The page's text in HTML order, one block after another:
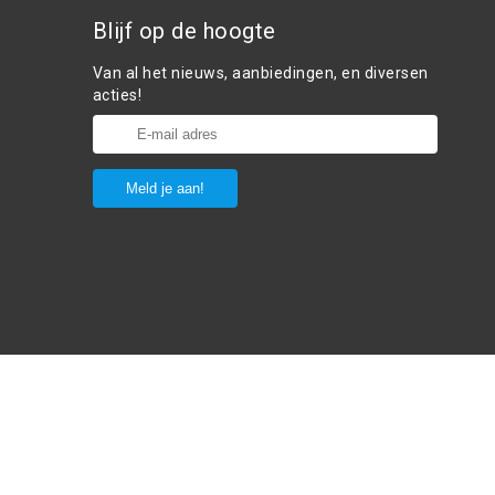
Blijf op de hoogte
Van al het nieuws, aanbiedingen, en diversen
acties!